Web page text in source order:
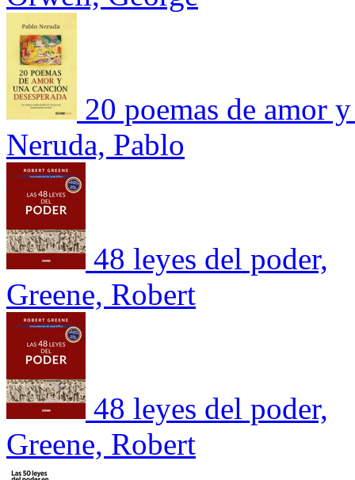
20 poemas de amor
Neruda, Pablo
48 leyes del poder,
Greene, Robert
48 leyes del poder,
Greene, Robert